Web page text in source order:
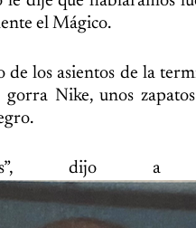
el Mágico.
los asientos de la
gorra Nike, unos
dijo a